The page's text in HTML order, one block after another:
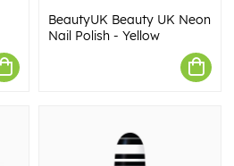
BeautyUK Beauty UK Neon
Nail Polish - Yellow